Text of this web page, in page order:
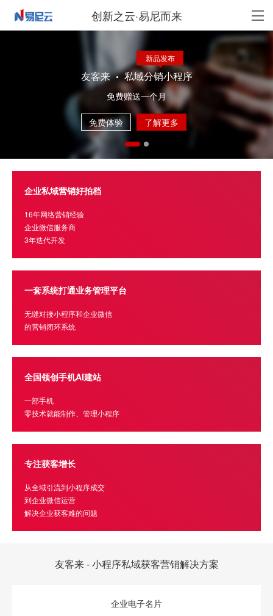
创新之云·易尼而来
友客来 私域分销小程序
新品发布
免费赠送一个月
免费体验 了解更多
企业私域营销好拍档
16年网络营销经验
企业微信服务商
3年迭代开发
一套系统打通业务管理平台
无缝对接小程序和企业微信
的营销闭环系统
全国领创手机AI建站
一部手机
零技术就能制作、管理小程序
专注获客增长
从全域引流到小程序成交
到企业微信运营
解决企业获客难的问题
友客来 - 小程序私域获客营销解决方案
企业电子名片